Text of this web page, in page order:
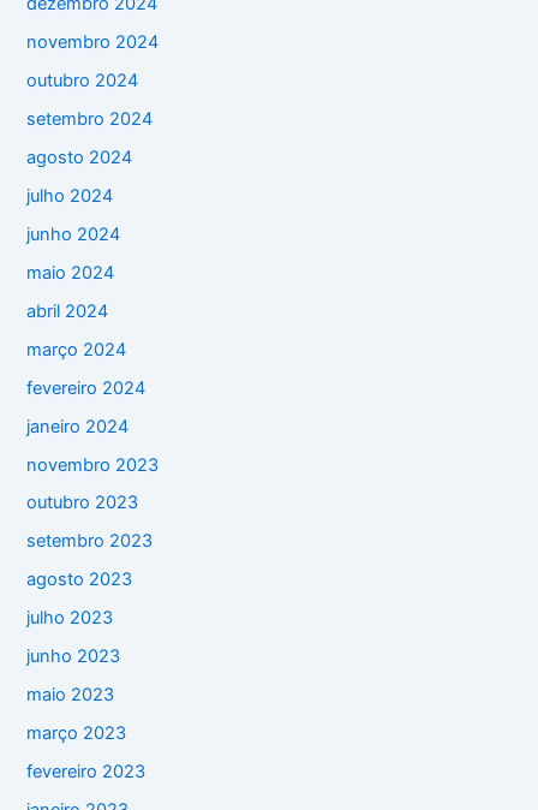
novembro 2024
outubro 2024
setembro 2024
agosto 2024
julho 2024
junho 2024
maio 2024
abril 2024
março 2024
fevereiro 2024
janeiro 2024
novembro 2023
outubro 2023
setembro 2023
agosto 2023
julho 2023
junho 2023
maio 2023
março 2023
fevereiro 2023